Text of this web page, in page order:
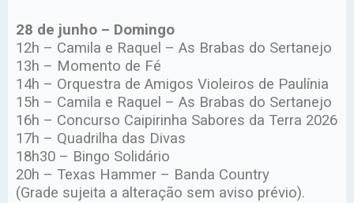
28 de junho – Domingo
12h – Camila e Raquel – As Brabas do Sertanejo
13h – Momento de Fé
14h – Orquestra de Amigos Violeiros de Paulínia
15h – Camila e Raquel – As Brabas do Sertanejo
16h – Concurso Caipirinha Sabores da Terra 2026
17h – Quadrilha das Divas
18h30 – Bingo Solidário
20h – Texas Hammer – Banda Country
(Grade sujeita a alteração sem aviso prévio).